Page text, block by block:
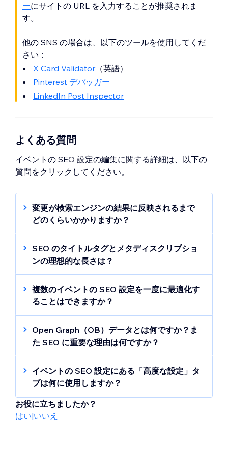
ーにサイトの URL を入力することが推奨されま
す。
他の SNS の場合は、以下のツールを使用してくだ
さい：
X Card Validator （英語）
Pinterest デバッガー
LinkedIn Post Inspector
よくある質問
イベントの SEO 設定の編集に関する詳細は、以下の
質問をクリックしてください。
変更が検索エンジンの結果に反映されるまで
どのくらいかかりますか？
タイトルタグやディスクリプションなど、イ
ベントの SEO 設定を変更しても、すぐに検索
エンジン結果に表示されません。Google は、
インデックスのコンテンツを更新するために
SEO のタイトルタグとメタディスクリプショ
ンの理想的な長さは？
タイトルタグには、ページを簡潔に説明でき
るように 55～65文字を使用することをおすす
めします。メタディスクリプションには、155
～165文字でイベントの簡潔かつ関連性のある
複数のイベントの SEO 設定を一度に最適化す
ることはできますか？
はい。複数のサイトページとイベントに同時
に SEO 設定を適用することができます。サイ
トの SEO 設定を使用してプロセスを効率化
し、複数のイベントのすべての URL スラッグ
い。SEO 設定をカスタマイズする方法はこち
ら
Open Graph（OB）データとは何ですか？ま
た SEO に重要な理由は何ですか？
Wix では初期設定の SEO メタタグと SNS シ
ェアメタタグ（別名 Open Graph または og
タグ）をページに自動的に追加します。これ
らのメタタグは、検索エンジンや SNS が潜在
的な訪問者にあなたのページを適切に表示す
る手助けをします。ただし、SEO 詳細設定は
イベントの SEO 設定にある「高度な設定」タ
ブは何に使用しますか？
イベントの SEO 設定の「高度な設定」タブに
は、検索エンジンでのイベントの可視性を向
上させるための追加オプションがあります。
お役に立ちましたか？
はい|いいえ